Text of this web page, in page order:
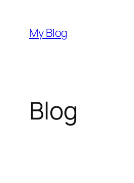
contenido
My Blog
Blog